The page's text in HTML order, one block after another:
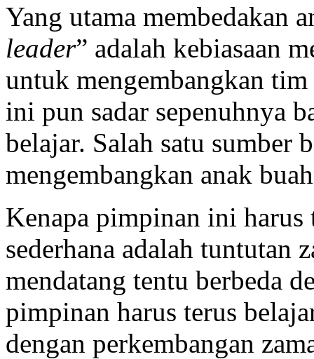
Yang utama membedakan
leader” adalah kebiasaan
untuk mengembangkan
ini pun sadar sepenuhnya
belajar. Salah satu sumber
mengembangkan anak
Kenapa pimpinan ini harus
sederhana adalah tuntutan
mendatang tentu berbeda
pimpinan harus terus
dengan perkembangan